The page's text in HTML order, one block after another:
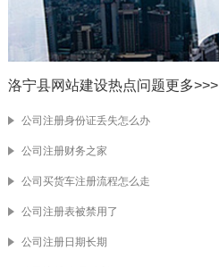
洛宁县网站建设热点问题更多>>>
公司注册身份证丢失怎么办
公司注册财务之家
公司买货车注册流程怎么走
公司注册表被禁用了
公司注册日期长期